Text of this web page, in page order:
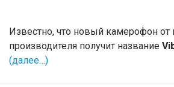
Известно, что новый камерофон от
производителя получит название
(далее…)